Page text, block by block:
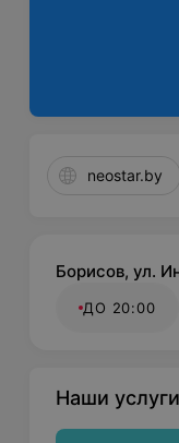
neostar.by
Борисов, ул.
ДО 20:00
Наши услуги